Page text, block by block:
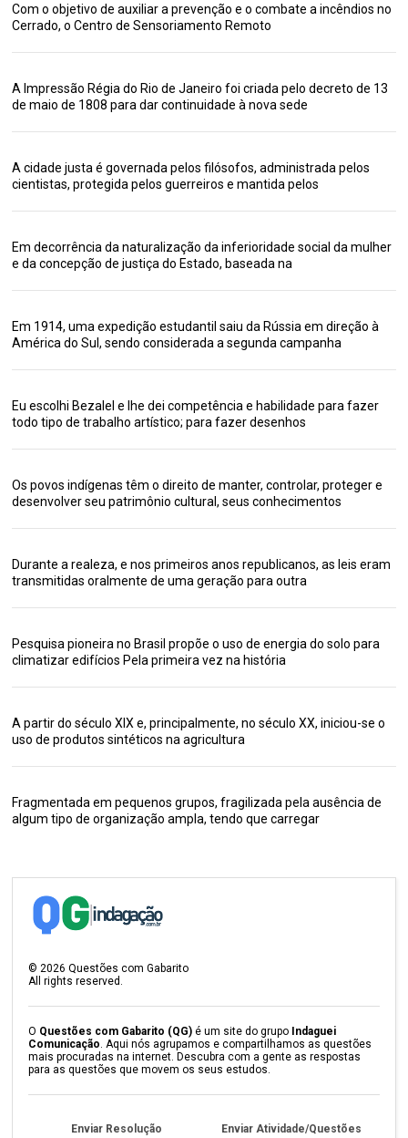
Com o objetivo de auxiliar a prevenção e o combate a incêndios no
Cerrado, o Centro de Sensoriamento Remoto
A Impressão Régia do Rio de Janeiro foi criada pelo decreto de 13
de maio de 1808 para dar continuidade à nova sede
A cidade justa é governada pelos filósofos, administrada pelos
cientistas, protegida pelos guerreiros e mantida pelos
Em decorrência da naturalização da inferioridade social da mulher
e da concepção de justiça do Estado, baseada na
Em 1914, uma expedição estudantil saiu da Rússia em direção à
América do Sul, sendo considerada a segunda campanha
Eu escolhi Bezalel e lhe dei competência e habilidade para fazer
todo tipo de trabalho artístico; para fazer desenhos
Os povos indígenas têm o direito de manter, controlar, proteger e
desenvolver seu patrimônio cultural, seus conhecimentos
Durante a realeza, e nos primeiros anos republicanos, as leis eram
transmitidas oralmente de uma geração para outra
Pesquisa pioneira no Brasil propõe o uso de energia do solo para
climatizar edifícios Pela primeira vez na história
A partir do século XIX e, principalmente, no século XX, iniciou-se o
uso de produtos sintéticos na agricultura
Fragmentada em pequenos grupos, fragilizada pela ausência de
algum tipo de organização ampla, tendo que carregar
© 2026 Questões com Gabarito
All rights reserved.
O Questões com Gabarito (QG) é um site do grupo Indaguei
Comunicação . Aqui nós agrupamos e compartilhamos as questões
mais procuradas na internet. Descubra com a gente as respostas
para as questões que movem os seus estudos.
Enviar Resolução Enviar Atividade/Questões